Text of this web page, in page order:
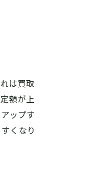
は買取
額が上
ップす
くなり